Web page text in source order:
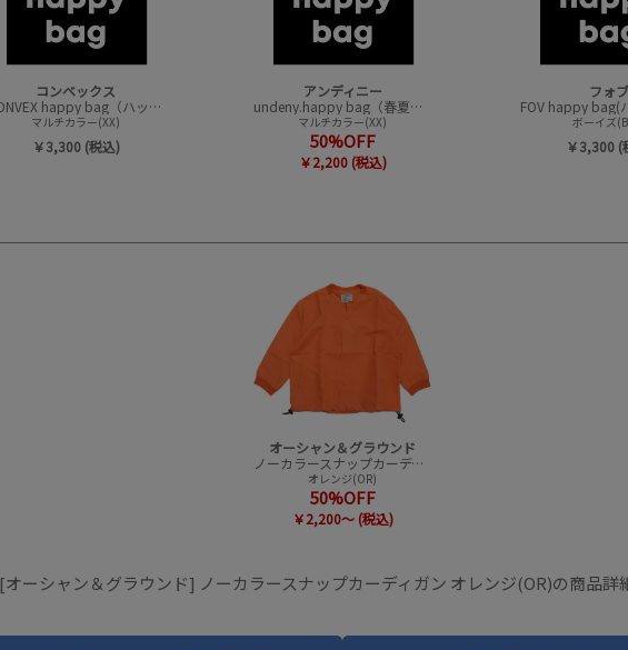
コンベックス
CONVEX happy bag（ハッピーバック）
マルチカラー(XX)
￥3,300 (税込)
アンディニー
undeny.happy bag（春夏アイテムハッピーバック）
マルチカラー(XX)
50%OFF
￥2,200 (税込)
フォブ
ボーイズ
￥3,300 (
オーシャン＆グラウンド
ノーカラースナップカーディガン
オレンジ(OR)
50%OFF
￥2,200～ (税込)
[オーシャン＆グラウンド] ノーカラースナップカーディガン オレンジ(OR)の商品詳